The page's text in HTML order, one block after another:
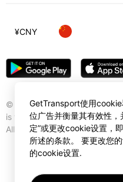
© Gettransport International
is trademark of Gettransport
All rights reserved.
¥CNY
GetTransport使用
位广告并衡量其有效性
定”或更改cookie设置，
所述的条款。 要更改您
的cookie设置.